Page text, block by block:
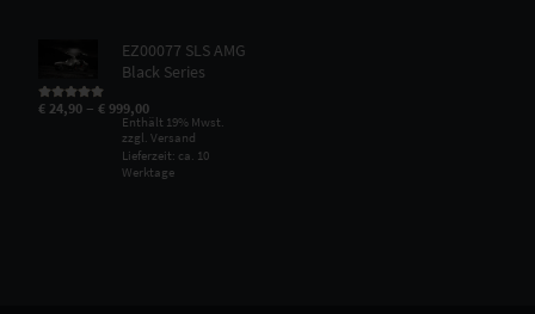
EZ00077 SLS AMG
Black Series
Bewertet mit
von 5
€ 24,90 –€ 999,00
Enthält 19% Mwst.
zzgl.Versand
Lieferzeit: ca. 10
Werktage